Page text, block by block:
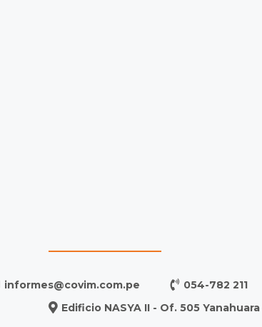
informes@covim.com.pe 054-782 211
Edificio NASYA II - Of. 505